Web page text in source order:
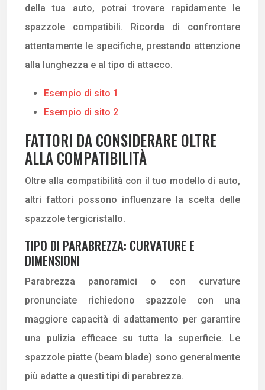
della tua auto, potrai trovare rapidamente le
spazzole compatibili. Ricorda di confrontare
attentamente le specifiche, prestando attenzione
alla lunghezza e al tipo di attacco.
Esempio di sito 1
Esempio di sito 2
FATTORI DA CONSIDERARE OLTRE
ALLA COMPATIBILITÀ
Oltre alla compatibilità con il tuo modello di auto,
altri fattori possono influenzare la scelta delle
spazzole tergicristallo.
TIPO DI PARABREZZA: CURVATURE E
DIMENSIONI
Parabrezza panoramici o con curvature
pronunciate richiedono spazzole con una
maggiore capacità di adattamento per garantire
una pulizia efficace su tutta la superficie. Le
spazzole piatte (beam blade) sono generalmente
più adatte a questi tipi di parabrezza.